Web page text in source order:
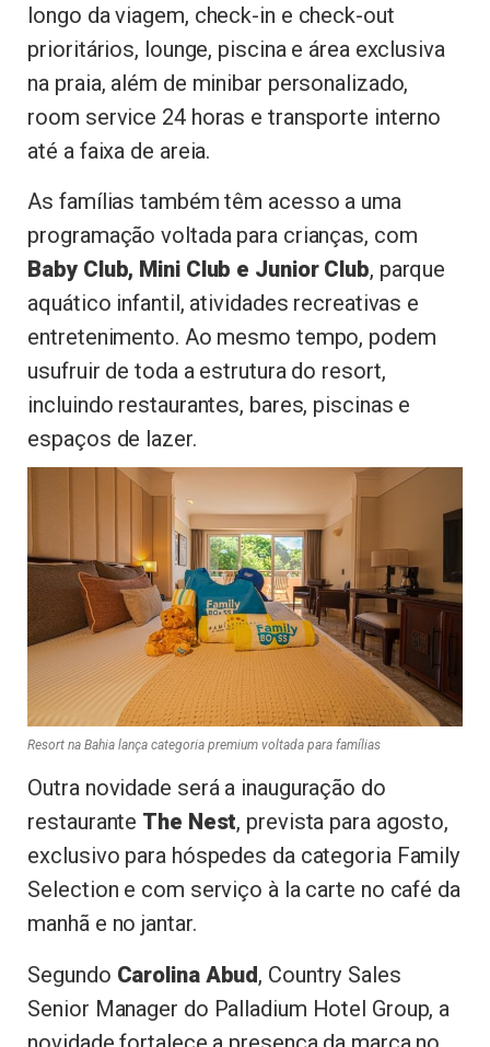
longo da viagem, check-in e check-out
prioritários, lounge, piscina e área exclusiva
na praia, além de minibar personalizado,
room service 24 horas e transporte interno
até a faixa de areia.
As famílias também têm acesso a uma
programação voltada para crianças, com
Baby Club, Mini Club e Junior Club, parque
aquático infantil, atividades recreativas e
entretenimento. Ao mesmo tempo, podem
usufruir de toda a estrutura do resort,
incluindo restaurantes, bares, piscinas e
espaços de lazer.
Resort na Bahia lança categoria premium voltada para famílias
Outra novidade será a inauguração do
restaurante The Nest, prevista para agosto,
exclusivo para hóspedes da categoria Family
Selection e com serviço à la carte no café da
manhã e no jantar.
Segundo Carolina Abud, Country Sales
Senior Manager do Palladium Hotel Group, a